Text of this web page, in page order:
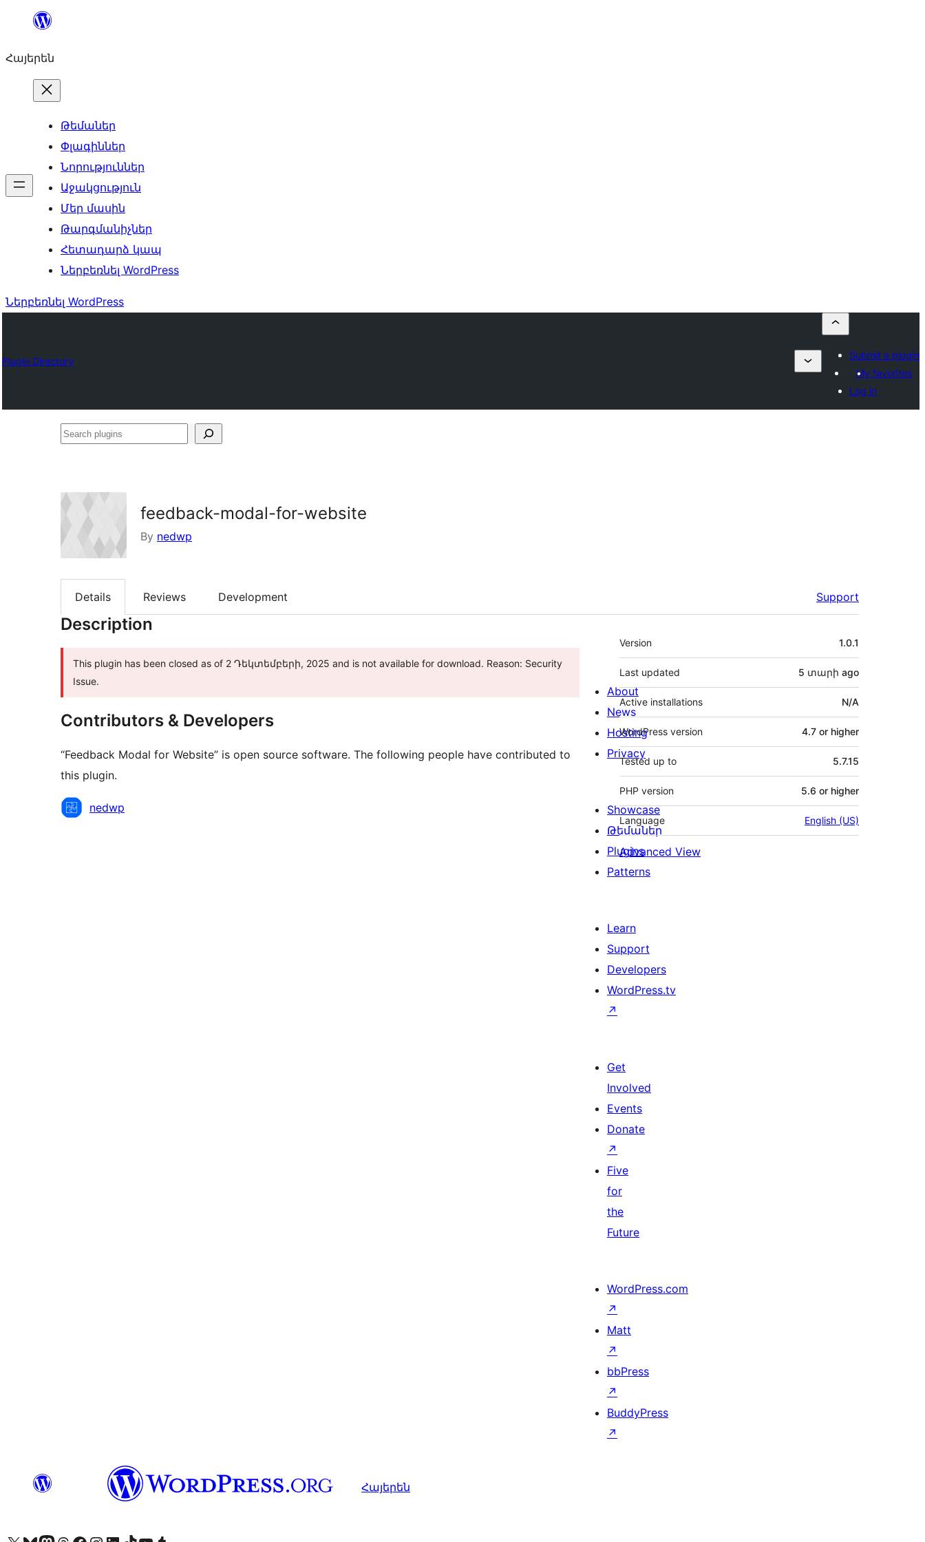
Անցնել
Հայերեն
Թեմաներ
Փլագիններ
Նորություններ
Աջակցություն
Մեր մասին
Թարգմանիչներ
Հետադարձ կապ
Ներբեռնել WordPress
Ներբեռնել WordPress
Plugin Directory
Submit a plugin
My favorites
Log in
Search
feedback-modal-for-website
By nedwp
Details Reviews Development Support
Description
This plugin has been closed as of 2 Դեկտեմբերի, 2025 and is not available for download. Reason: Security
Issue.
Contributors & Developers
“Feedback Modal for Website” is open source software. The following people have contributed to
this plugin.
Contributors
nedwp
Meta
Version 1.0.1
Last updated 5 տարի ago
Active installations N/A
WordPress version 4.7 or higher
Tested up to 5.7.15
PHP version 5.6 or higher
Language English (US)
Advanced View
About
News
Hosting
Privacy
Showcase
Թեմաներ
Plugins
Patterns
Learn
Support
Developers
WordPress.tv
↗
Get
Involved
Events
Donate
↗
Five
for
the
Future
WordPress.com
↗
Matt
↗
bbPress
↗
BuddyPress
↗
Հայերեն